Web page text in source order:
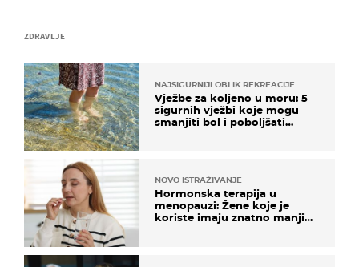
ZDRAVLJE
NAJSIGURNIJI OBLIK REKREACIJE
Vježbe za koljeno u moru: 5
sigurnih vježbi koje mogu
smanjiti bol i poboljšati
NOVO ISTRAŽIVANJE
Hormonska terapija u
menopauzi: Žene koje je
koriste imaju znatno manji